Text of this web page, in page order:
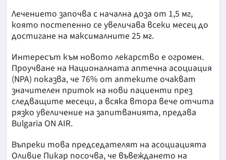
Лечението започва с начална доза от 1,5 мг,
която постепенно се увеличава всеки месец до
достигане на максималните 25 мг.
Интересът към новото лекарство е огромен.
Проучване на Националната аптечна асоциация
(NPA) показва, че 76% от аптеките очакват
значителен приток на нови пациенти през
следващите месеци, а всяка втора вече отчита
рязко увеличение на запитванията, предава
Bulgaria ON AIR.
Въпреки това председателят на асоциацията
Оливие Пикар посочва, че въвеждането на